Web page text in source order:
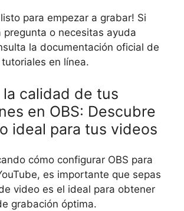
para empezar a grabar! Si
pregunta o necesitas ayuda
la documentación oficial de
en línea.
calidad de tus
en OBS: Descubre
ideal para tus videos
cómo configurar OBS para
es importante que sepas
video es el ideal para obtener
grabación óptima.